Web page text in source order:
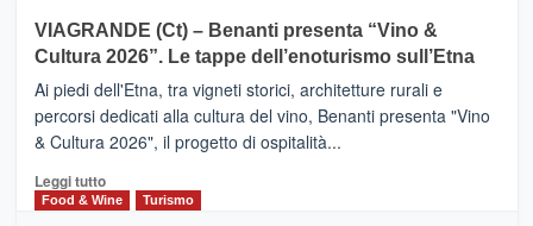
Anche
la
Alcantara
nei
primi
nella
classifica
IL
SAN
DOMENICO
PALACE
TAORMINA,
UN
HOTEL
FOUR
VIAGRANDE (Ct) – Benanti presenta “Vino &
Cultura 2026”. Le tappe dell’enoturismo sull’Etna
Ai piedi dell'Etna, tra vigneti storici, architetture rurali e
percorsi dedicati alla cultura del vino, Benanti presenta "Vino
& Cultura 2026", il progetto di ospitalità...
Leggi tuttoLeggi
di
Food & Wine Turismo